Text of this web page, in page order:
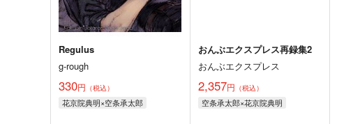
Regulus
g-rough
330円 （税込）
花京院典明×空条承太郎
おんぶエクスプレス再録集2
おんぶエクスプレス
2,357円 （税込）
空条承太郎×花京院典明